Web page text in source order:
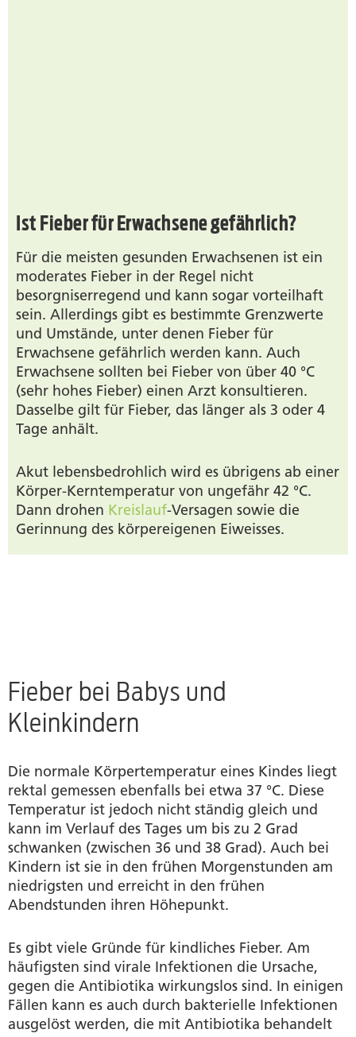
Ist Fieber für Erwachsene gefährlich?
Für die meisten gesunden Erwachsenen ist ein
moderates Fieber in der Regel nicht
besorgniserregend und kann sogar vorteilhaft
sein. Allerdings gibt es bestimmte Grenzwerte
und Umstände, unter denen Fieber für
Erwachsene gefährlich werden kann. Auch
Erwachsene sollten bei Fieber von über 40 °C
(sehr hohes Fieber) einen Arzt konsultieren.
Dasselbe gilt für Fieber, das länger als 3 oder 4
Tage anhält.
Akut lebensbedrohlich wird es übrigens ab einer
Körper-Kerntemperatur von ungefähr 42 °C.
Dann drohen Kreislauf-Versagen sowie die
Gerinnung des körpereigenen Eiweisses.
Fieber bei Babys und
Kleinkindern
Die normale Körpertemperatur eines Kindes liegt
rektal gemessen ebenfalls bei etwa 37 °C. Diese
Temperatur ist jedoch nicht ständig gleich und
kann im Verlauf des Tages um bis zu 2 Grad
schwanken (zwischen 36 und 38 Grad). Auch bei
Kindern ist sie in den frühen Morgenstunden am
niedrigsten und erreicht in den frühen
Abendstunden ihren Höhepunkt.
Es gibt viele Gründe für kindliches Fieber. Am
häufigsten sind virale Infektionen die Ursache,
gegen die Antibiotika wirkungslos sind. In einigen
Fällen kann es auch durch bakterielle Infektionen
ausgelöst werden, die mit Antibiotika behandelt